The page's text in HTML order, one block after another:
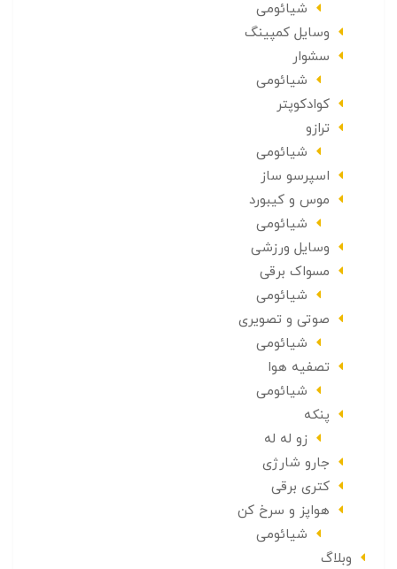
شیائومی
وسایل کمپینگ
سشوار
شیائومی
کوادکوپتر
ترازو
شیائومی
اسپرسو ساز
موس و کیبورد
شیائومی
وسایل ورزشی
مسواک برقی
شیائومی
صوتی و تصویری
شیائومی
تصفیه هوا
شیائومی
پنکه
زو له له
جارو شارژی
کتری برقی
هواپز و سرخ کن
شیائومی
وبلاگ